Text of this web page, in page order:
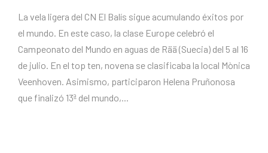
La vela ligera del CN El Balís sigue acumulando éxitos por
el mundo. En este caso, la clase Europe celebró el
Campeonato del Mundo en aguas de Rää (Suecia) del 5 al 16
de julio. En el top ten, novena se clasificaba la local Mònica
Veenhoven. Asimismo, participaron Helena Pruñonosa
que finalizó 13ª del mundo,...